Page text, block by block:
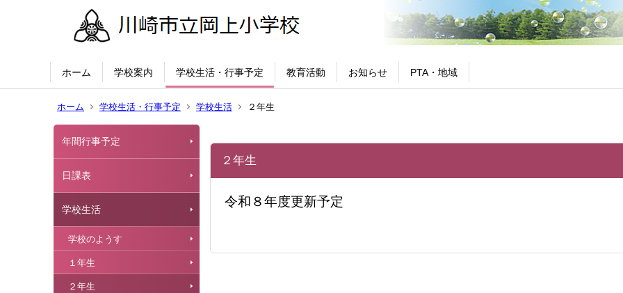
ホーム 学校案内 学校生活・行事予定 教育活動 お知らせ PTA・地域
ホーム 学校生活・行事予定 学校生活 ２年生
年間行事予定
日課表
学校生活
学校のようす
１年生
２年生
２年生
令和８年度更新予定